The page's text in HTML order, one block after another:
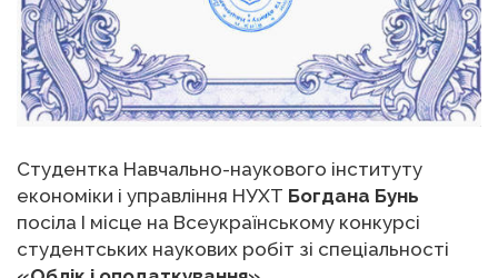
Студентка Навчально-наукового інституту
економіки і управління НУХТ Богдана Бунь
посіла І місце на Всеукраїнському конкурсі
студентських наукових робіт зі спеціальності